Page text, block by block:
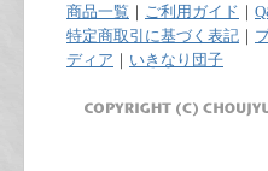
商品一覧 ご利用ガイド
特定商取引に基づく表記
ディア
いきなり団子